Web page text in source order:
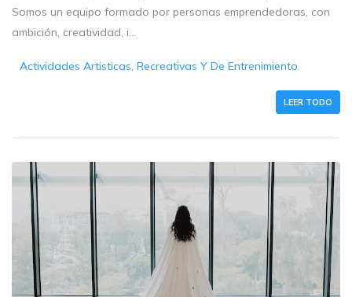
Somos un equipo formado por personas emprendedoras, con
ambición, creatividad, i...
Actividades Artisticas, Recreativas Y De Entrenimiento
LEER TODO